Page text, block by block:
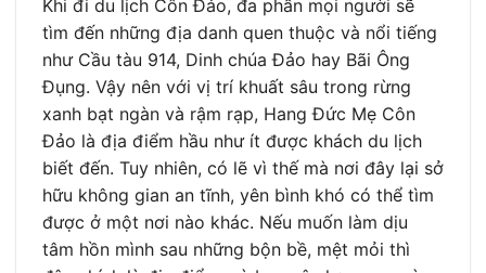
Khi đi du lịch Côn Đảo, đa phần mọi người sẽ
tìm đến những địa danh quen thuộc và nổi tiếng
như Cầu tàu 914, Dinh chúa Đảo hay Bãi Ông
Đụng. Vậy nên với vị trí khuất sâu trong rừng
xanh bạt ngàn và rậm rạp, Hang Đức Mẹ Côn
Đảo là địa điểm hầu như ít được khách du lịch
biết đến. Tuy nhiên, có lẽ vì thế mà nơi đây lại sở
hữu không gian an tĩnh, yên bình khó có thể tìm
được ở một nơi nào khác. Nếu muốn làm dịu
tâm hồn mình sau những bộn bề, mệt mỏi thì